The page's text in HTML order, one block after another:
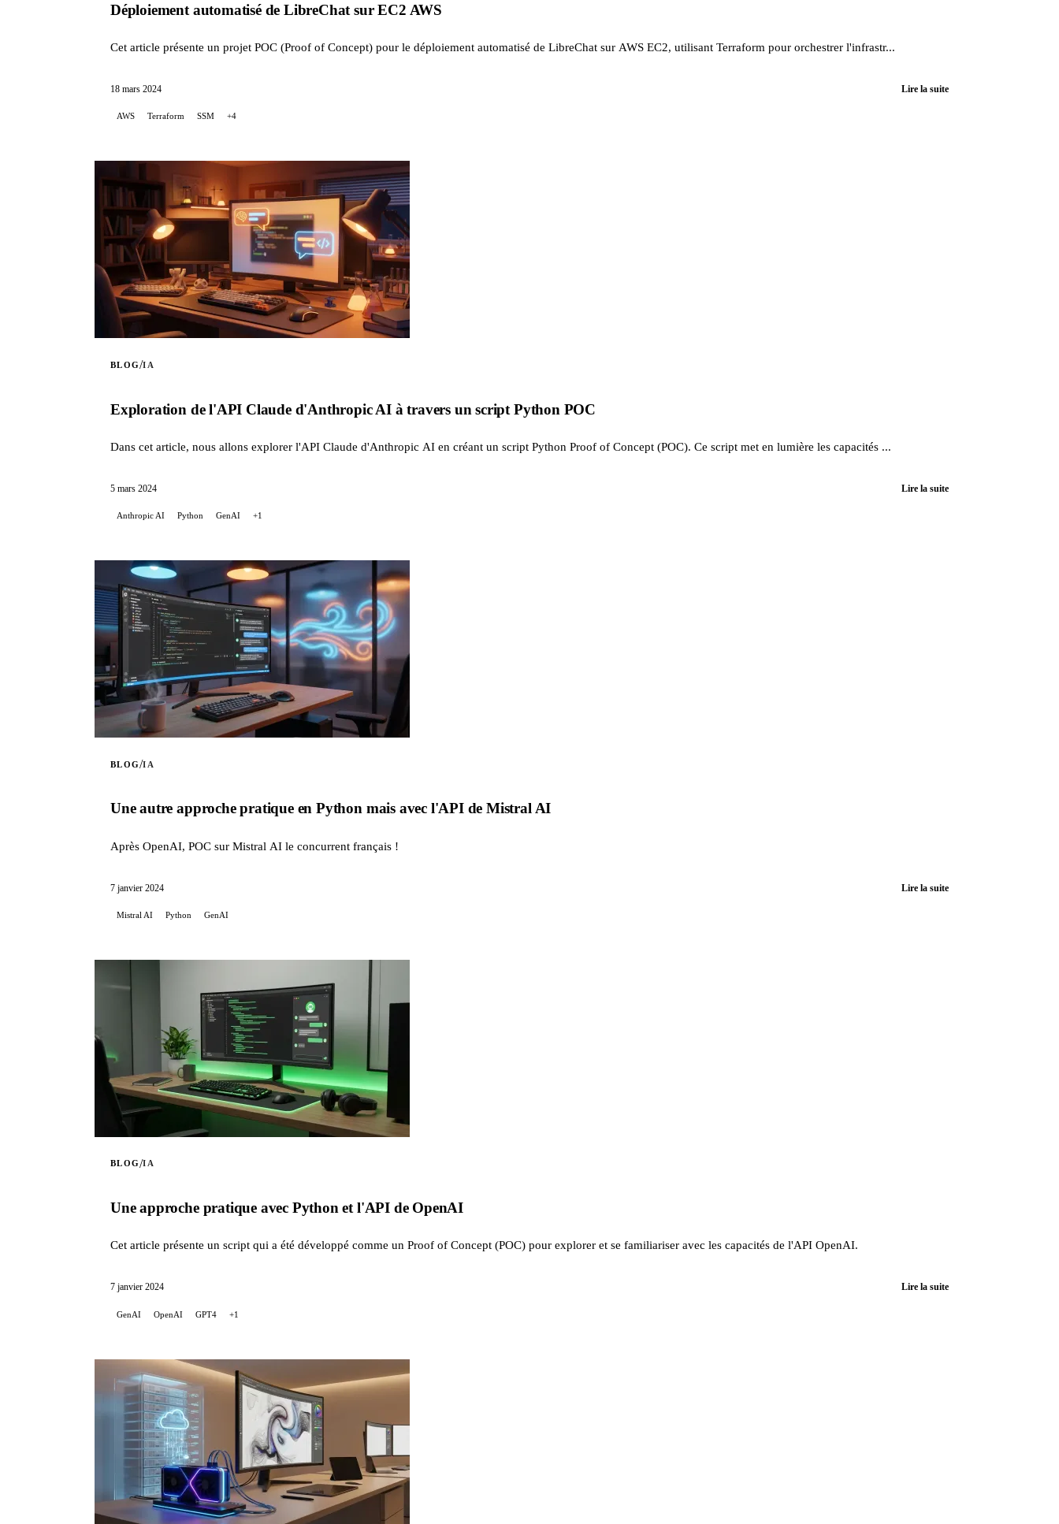
Déploiement automatisé de LibreChat sur EC2 AWS
Cet article présente un projet POC (Proof of Concept) pour le déploiement automatisé de LibreChat sur AWS EC2, utilisant Terraform pour orchestrer l'infrastr...
18 mars 2024 Lire la suite
AWS Terraform SSM +4
BLOG/IA
Exploration de l'API Claude d'Anthropic AI à travers un script Python POC
Dans cet article, nous allons explorer l'API Claude d'Anthropic AI en créant un script Python Proof of Concept (POC). Ce script met en lumière les capacités ...
5 mars 2024 Lire la suite
Anthropic AI Python GenAI +1
BLOG/IA
Une autre approche pratique en Python mais avec l'API de Mistral AI
Après OpenAI, POC sur Mistral AI le concurrent français !
7 janvier 2024 Lire la suite
Mistral AI Python GenAI
BLOG/IA
Une approche pratique avec Python et l'API de OpenAI
Cet article présente un script qui a été développé comme un Proof of Concept (POC) pour explorer et se familiariser avec les capacités de l'API OpenAI.
7 janvier 2024 Lire la suite
GenAI OpenAI GPT4 +1